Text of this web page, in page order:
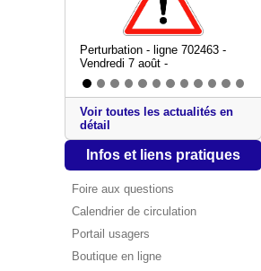
Perturbation - ligne 702463 -
Vendredi 7 août -
Voir toutes les actualités en
détail
Infos et liens pratiques
Foire aux questions
Calendrier de circulation
Portail usagers
Boutique en ligne